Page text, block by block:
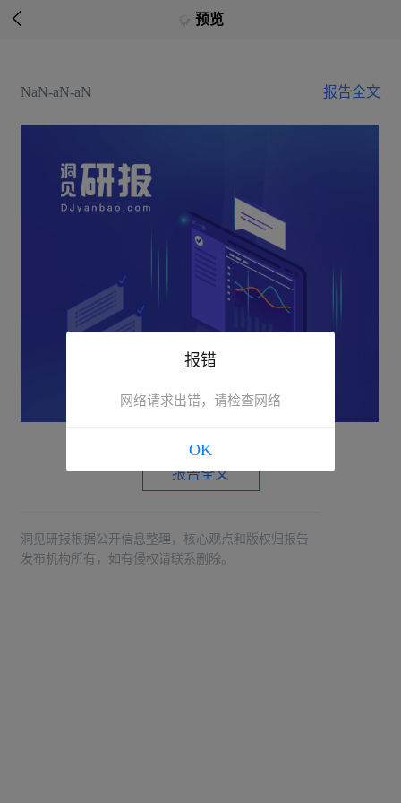
 预览
NaN-aN-aN 报告全文
报告全文
洞见研报根据公开信息整理，核心观点和版权归报告
发布机构所有，如有侵权请联系删除。
报错
网络请求出错，请检查网络
OK